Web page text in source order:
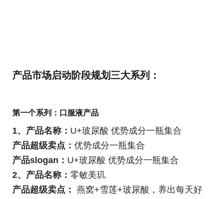
产品市场启动阶段规划三大系列：
第一个系列：口服液产品
1、产品名称： U+玻尿酸 优势成分一瓶集合
产品超级卖点： 优势成分一瓶集合
产品slogan： U+玻尿酸 优势成分一瓶集合
2、产品名称： 零敏美玑
产品超级卖点： 燕窝+雪莲+玻尿酸，养出每天好